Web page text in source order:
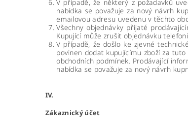
V případě, že některý z požadavků
nabídka se považuje za nový návrh
emailovou adresu uvedenu v těchto
Všechny objednávky přijaté
Kupující může zrušit objednávku
V případě, že došlo ke zjevné
povinen dodat kupujícímu zboží za
obchodních podmínek. Prodávající
nabídka se považuje za nový návrh
IV.
Zákaznický účet